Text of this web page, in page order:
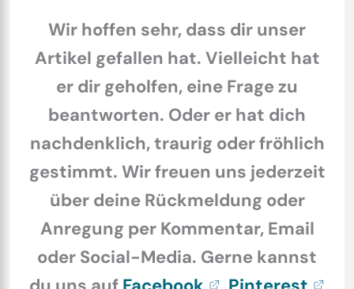
Wir hoffen sehr, dass dir unser
Artikel gefallen hat. Vielleicht hat
er dir geholfen, eine Frage zu
beantworten. Oder er hat dich
nachdenklich, traurig oder fröhlich
gestimmt. Wir freuen uns jederzeit
über deine Rückmeldung oder
Anregung per Kommentar, Email
oder Social-Media. Gerne kannst